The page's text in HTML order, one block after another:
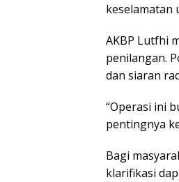
keselamatan
AKBP Lutfhi
penilangan.
dan siaran
“Operasi ini
pentingnya
Bagi
klarifikasi